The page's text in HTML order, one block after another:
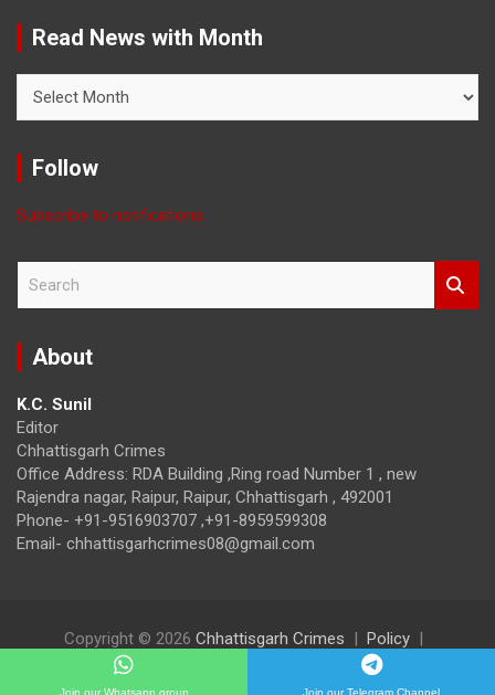
Read News with Month
News
Month
Follow
Subscribe to notifications
r
About
K.C. Sunil
Editor
Chhattisgarh Crimes
Office Address: RDA Building ,Ring road Number 1 , new
Rajendra nagar, Raipur, Raipur, Chhattisgarh , 492001
Phone- +91-9516903707 ,+91-8959599308
Email- chhattisgarhcrimes08@gmail.com
Copyright © 2026 Chhattisgarh Crimes
Policy
Theme Horse Proudly Powered by:WordPress
Join our Whatsapp group Join our Telegram Channel